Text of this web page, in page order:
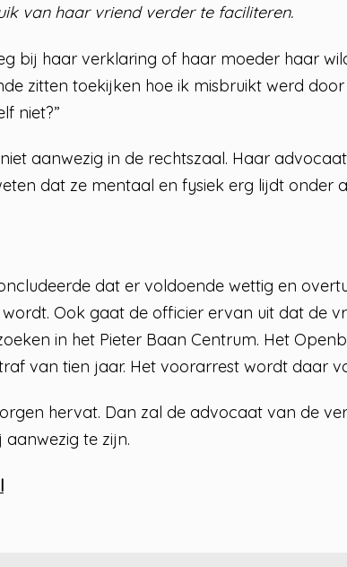
van haar vriend verder te faciliteren.
bij haar verklaring of haar moeder haar
zitten toekijken hoe ik misbruikt werd
niet?”
aanwezig in de rechtszaal. Haar
dat ze mentaal en fysiek erg lijdt onder
dat er voldoende wettig en
Ook gaat de officier ervan uit dat de
in het Pieter Baan Centrum. Het
van tien jaar. Het voorarrest wordt daar
hervat. Dan zal de advocaat van de
te zijn.